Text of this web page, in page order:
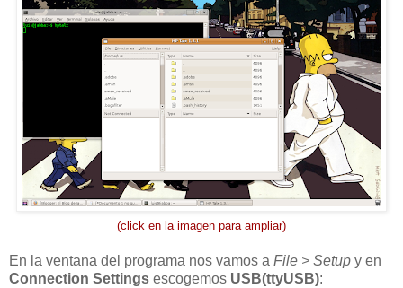
(click en la imagen para ampliar)
En la ventana del programa nos vamos a File > Setup y en
Connection Settings escogemos USB(ttyUSB):